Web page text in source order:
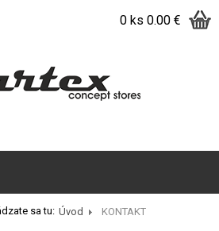
0 ks 0.00 €
sa tu: Úvod KONTAKT